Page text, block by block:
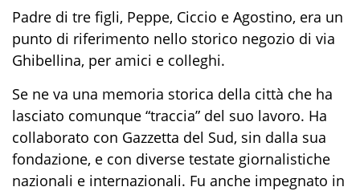
Padre di tre figli, Peppe, Ciccio e Agostino, era un
punto di riferimento nello storico negozio di via
Ghibellina, per amici e colleghi.
Se ne va una memoria storica della città che ha
lasciato comunque “traccia” del suo lavoro. Ha
collaborato con Gazzetta del Sud, sin dalla sua
fondazione, e con diverse testate giornalistiche
nazionali e internazionali. Fu anche impegnato in